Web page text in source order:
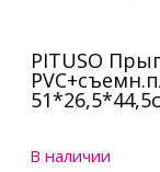
PITUSO
В наличии